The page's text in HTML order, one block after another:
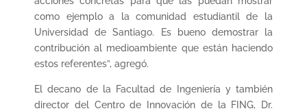
como ejemplo a la comunidad estudiantil de la
Universidad de Santiago. Es bueno demostrar la
contribución al medioambiente que están haciendo
estos referentes”, agregó.
El decano de la Facultad de Ingeniería y también
director del Centro de Innovación de la FING, Dr.